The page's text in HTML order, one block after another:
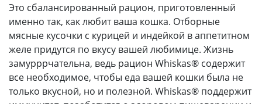
Это сбалансированный рацион, приготовленный
именно так, как любит ваша кошка. Отборные
мясные кусочки с курицей и индейкой в аппетитном
желе придутся по вкусу вашей любимице. Жизнь
замурррчательна, ведь рацион Whiskas® содержит
все необходимое, чтобы еда вашей кошки была не
только вкусной, но и полезной. Whiskas® поддержит